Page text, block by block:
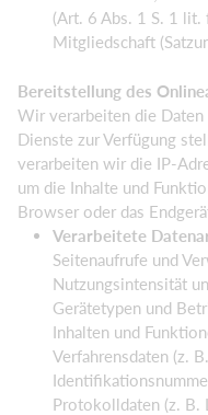
(Art. 6 Abs. 1 S. 1 lit.
Mitgliedschaft
Bereitstellung des
Wir verarbeiten die
Dienste zur Verfügung
verarbeiten wir die IP-
um die Inhalte und
Browser oder das
Verarbeitete
Seitenaufrufe und
Nutzungsintensität
Gerätetypen und
Inhalten und
Verfahrensdaten (z.
Protokolldaten (z. B.